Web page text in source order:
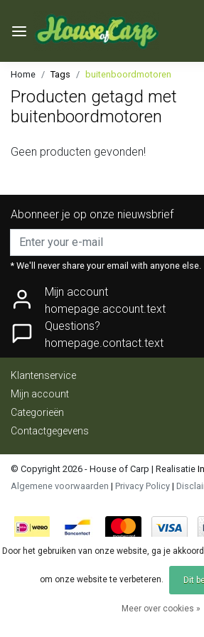
Home Tags buitenboordmotoren
Producten getagd met
buitenboordmotoren
Geen producten gevonden!
Abonneer je op onze nieuwsbrief
* We'll never share your email with anyone else.
Mijn account
homepage.account.text
Questions?
homepage.contact.text
Klantenservice
Mijn account
Categorieën
Contactgegevens
© Copyright 2026 - House of Carp | Realisatie
Algemene voorwaarden | Privacy Policy |
Door het gebruiken van onze website, ga je
om onze website te verbeteren. Dit
Meer over cookies »